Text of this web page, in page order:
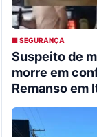
■ SEGURANÇA
Suspeito de
morre em
Remanso em